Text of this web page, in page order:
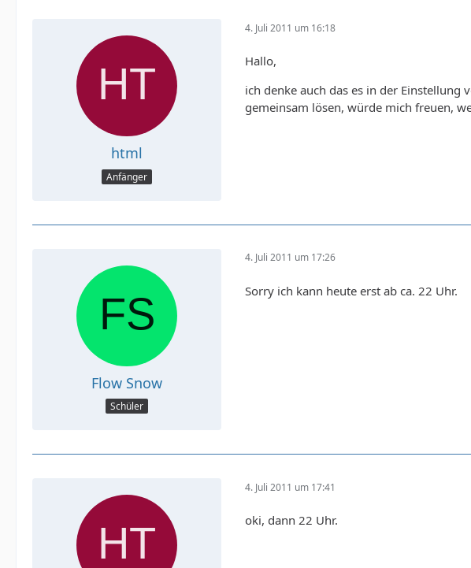
html
Anfänger
4. Juli 2011 um 16:18
Hallo,
ich denke auch das es in der
gemeinsam lösen, würde mich freuen,
Flow Snow
Schüler
4. Juli 2011 um 17:26
Sorry ich kann heute erst ab ca. 22 Uhr.
4. Juli 2011 um 17:41
oki, dann 22 Uhr.